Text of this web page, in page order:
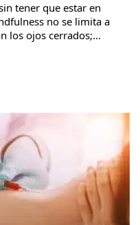
tener que estar en
no se limita a
los ojos cerrados;...